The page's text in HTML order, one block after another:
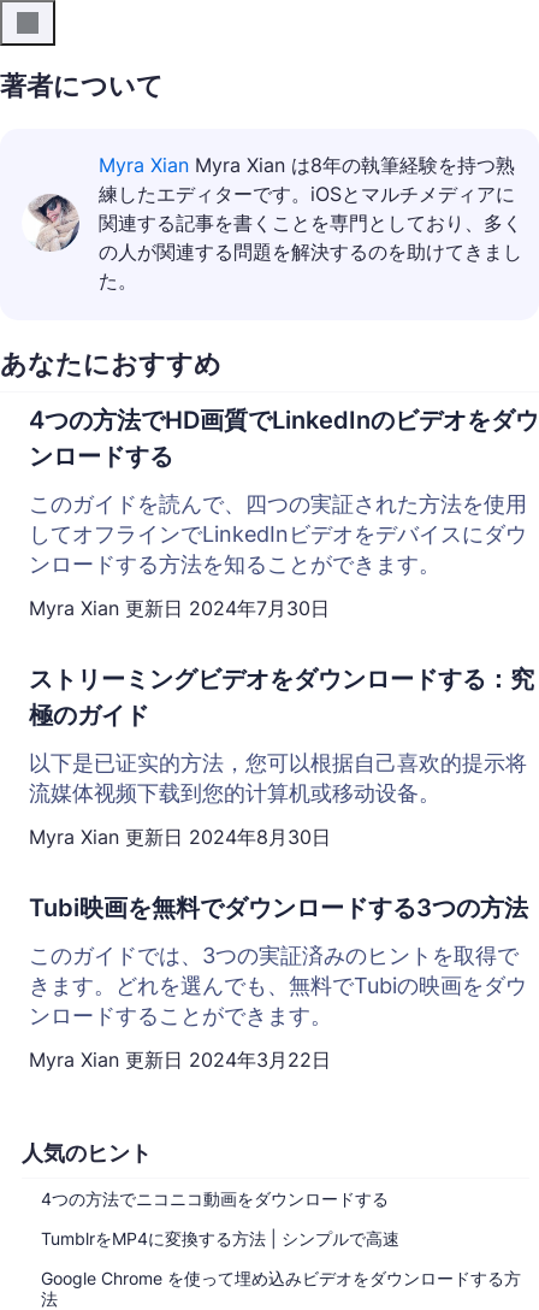
人気のヒント
4つの方法でニコニコ動画をダウンロードする
TumblrをMP4に変換する方法 | シンプルで高速
Google Chrome を使って埋め込みビデオをダウンロードする方
法
著者について
Myra Xian Myra Xian は8年の執筆経験を持つ熟
練したエディターです。iOSとマルチメディアに
関連する記事を書くことを専門としており、多く
の人が関連する問題を解決するのを助けてきまし
た。
あなたにおすすめ
4つの方法でHD画質でLinkedInのビデオをダウ
ンロードする
このガイドを読んで、四つの実証された方法を使用
してオフラインでLinkedInビデオをデバイスにダウ
ンロードする方法を知ることができます。
Myra Xian 更新日 2024年7月30日
ストリーミングビデオをダウンロードする：究
極のガイド
以下是已证实的方法，您可以根据自己喜欢的提示将
流媒体视频下载到您的计算机或移动设备。
Myra Xian 更新日 2024年8月30日
Tubi映画を無料でダウンロードする3つの方法
このガイドでは、3つの実証済みのヒントを取得で
きます。どれを選んでも、無料でTubiの映画をダウ
ンロードすることができます。
Myra Xian 更新日 2024年3月22日